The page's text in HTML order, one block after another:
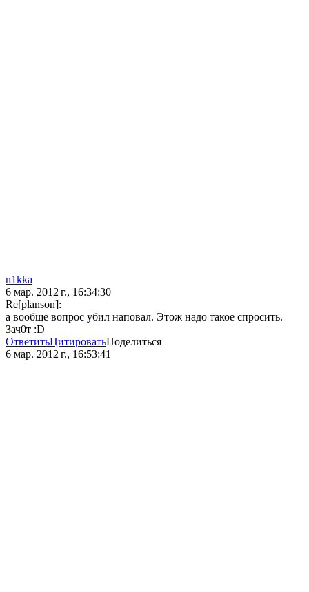
n1kka
6 мар. 2012 г., 16:34:30
Re[planson]:
а вообще вопрос убил наповал. Этож надо такое спросить.
Зач0т :D
ОтветитьЦитироватьПоделиться
6 мар. 2012 г., 16:53:41